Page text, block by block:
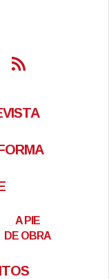
Feed RSS
A PIE
DE OBRA